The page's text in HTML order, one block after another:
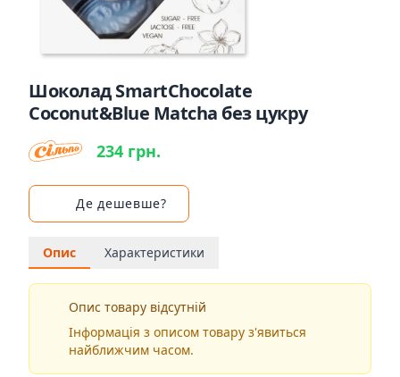
Шоколад SmartChocolate
Coconut&Blue Matcha без цукру
234 грн.
Де дешевше?
Опис Характеристики
Опис товару відсутній
Інформація з описом товару з'явиться
найближчим часом.